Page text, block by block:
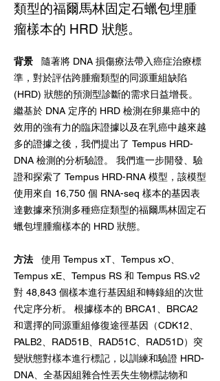
類型的福爾馬林固定石蠟包埋腫
瘤樣本的 HRD 狀態。
背景
  隨著將 DNA 損傷療法帶入癌症治療標
準，對於評估跨腫瘤類型的同源重組缺陷
(HRD) 狀態的預測型診斷的需求日益增長。
繼基於 DNA 定序的 HRD 檢測在卵巢癌中的
效用的強有力的臨床證據以及在乳癌中越來越
多的證據之後，我們提出了 Tempus HRD-
DNA 檢測的分析驗證。 我們進一步開發、驗
證和探索了 Tempus HRD-RNA 模型，該模型
使用來自 16,750 個 RNA-seq 樣本的基因表
達數據來預測多種癌症類型的福爾馬林固定石
蠟包埋腫瘤樣本的 HRD 狀態。
方法
  使用 Tempus xT、Tempus xO、
Tempus xE、Tempus RS 和 Tempus RS.v2
對 48,843 個樣本進行基因組和轉錄組的次世
代定序分析。 根據樣本的 BRCA1、BRCA2
和選擇的同源重組修復途徑基因（CDK12、
PALB2、RAD51B、RAD51C、RAD51D）突
變狀態對樣本進行標記，以訓練和驗證 HRD-
DNA、全基因組雜合性丟失生物標誌物和